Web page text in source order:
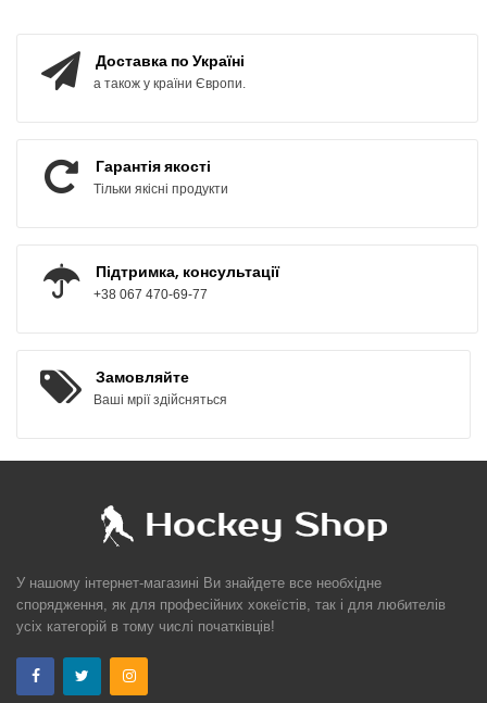
Доставка по Україні
а також у країни Європи.
Гарантія якості
Тільки якісні продукти
Підтримка, консультації
+38 067 470-69-77
Замовляйте
Ваші мрії здійсняться
У нашому інтернет-магазині Ви знайдете все необхідне
спорядження, як для професійних хокеїстів, так і для любителів
усіх категорій в тому числі початківців!